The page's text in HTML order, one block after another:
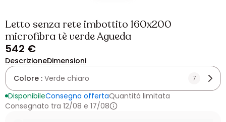
Letto senza rete imbottito 160x200
microfibra tè verde Agueda
542 €
DescrizioneDimensioni
Colore : Verde chiaro 7
DisponibileConsegna offertaQuantità limitata
Consegnato tra 12/08 e 17/08